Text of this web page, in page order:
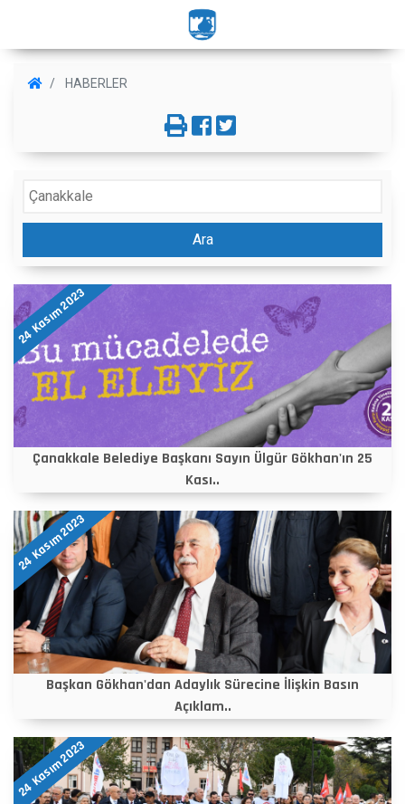
HABERLER
Ara
24 Kasım 2023
Çanakkale Belediye Başkanı Sayın Ülgür Gökhan'ın 25
Kası..
24 Kasım 2023
Başkan Gökhan'dan Adaylık Sürecine İlişkin Basın
Açıklam..
24 Kasım 2023